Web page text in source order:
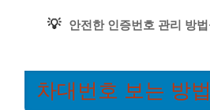
💡 안전한 인증번호 관리 방
차대번호 보는 방